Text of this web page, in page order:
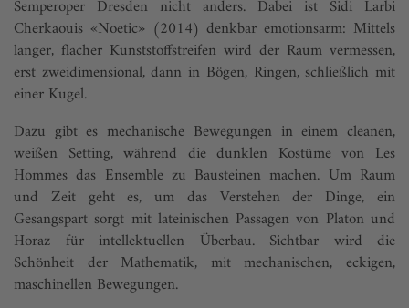
Semperoper Dresden nicht anders. Dabei ist Sidi Larbi
Cherkaouis «Noetic» (2014) denkbar emotionsarm: Mittels
langer, flacher Kunststoffstreifen wird der Raum vermessen,
erst zweidimensional, dann in Bögen, Ringen, schließlich mit
einer Kugel.
Dazu gibt es mechanische Bewegungen in einem cleanen,
weißen Setting, während die dunklen Kostüme von Les
Hommes das Ensemble zu Bausteinen machen. Um Raum
und Zeit geht es, um das Verstehen der Dinge, ein
Gesangspart sorgt mit lateinischen Passagen von Platon und
Horaz für intellektuellen Überbau. Sichtbar wird die
Schönheit der Mathematik, mit mechanischen, eckigen,
maschinellen Bewegungen.